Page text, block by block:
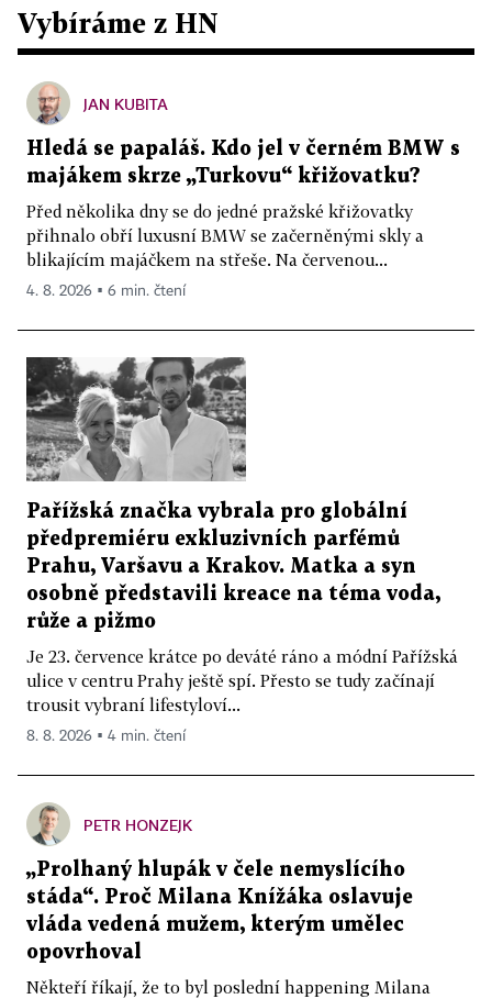
Vybíráme z HN
JAN KUBITA
Hledá se papaláš. Kdo jel v černém BMW s
majákem skrze „Turkovu“ křižovatku?
Před několika dny se do jedné pražské křižovatky
přihnalo obří luxusní BMW se začerněnými skly a
blikajícím majáčkem na střeše. Na červenou...
4. 8. 2026 ▪ 6 min. čtení
Pařížská značka vybrala pro globální
předpremiéru exkluzivních parfémů
Prahu, Varšavu a Krakov. Matka a syn
osobně představili kreace na téma voda,
růže a pižmo
Je 23. července krátce po deváté ráno a módní Pařížská
ulice v centru Prahy ještě spí. Přesto se tudy začínají
trousit vybraní lifestyloví...
8. 8. 2026 ▪ 4 min. čtení
PETR HONZEJK
„Prolhaný hlupák v čele nemyslícího
stáda“. Proč Milana Knížáka oslavuje
vláda vedená mužem, kterým umělec
opovrhoval
Někteří říkají, že to byl poslední happening Milana